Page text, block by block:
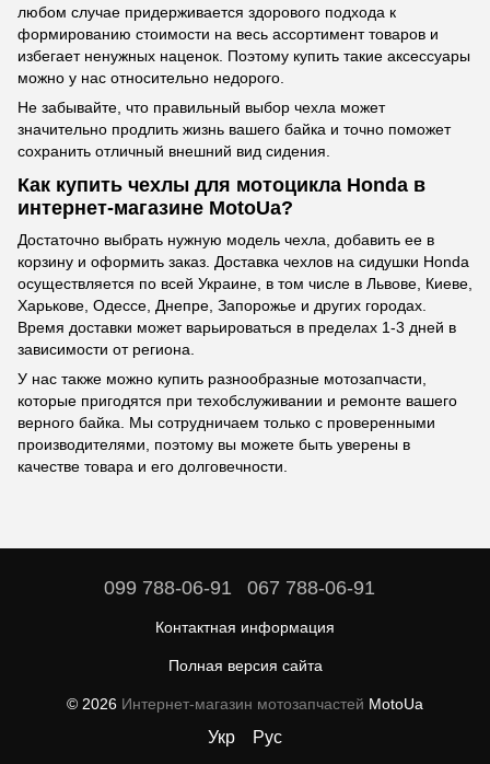
любом случае придерживается здорового подхода к
формированию стоимости на весь ассортимент товаров и
избегает ненужных наценок. Поэтому купить такие аксессуары
можно у нас относительно недорого.
Не забывайте, что правильный выбор чехла может
значительно продлить жизнь вашего байка и точно поможет
сохранить отличный внешний вид сидения.
Как купить чехлы для мотоцикла Honda в
интернет-магазине MotoUa?
Достаточно выбрать нужную модель чехла, добавить ее в
корзину и оформить заказ. Доставка чехлов на сидушки Honda
осуществляется по всей Украине, в том числе в Львове, Киеве,
Харькове, Одессе, Днепре, Запорожье и других городах.
Время доставки может варьироваться в пределах 1-3 дней в
зависимости от региона.
У нас также можно купить разнообразные мотозапчасти,
которые пригодятся при техобслуживании и ремонте вашего
верного байка. Мы сотрудничаем только с проверенными
производителями, поэтому вы можете быть уверены в
качестве товара и его долговечности.
099 788-06-91 067 788-06-91
Контактная информация
Полная версия сайта
© 2026 Интернет-магазин мотозапчастей MotoUa
Укр Рус